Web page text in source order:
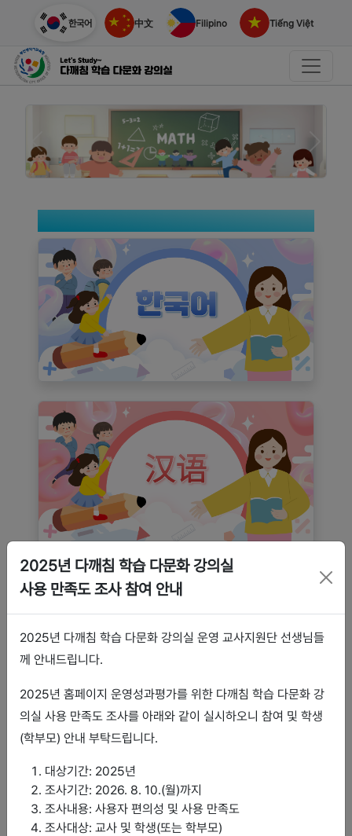
2025년 다깨침 학습 다문화 강의실
사용 만족도 조사 참여 안내
2025년 다깨침 학습 다문화 강의실 운영 교사지원단 선생님들
께 안내드립니다.
2025년 홈페이지 운영성과평가를 위한 다깨침 학습 다문화 강
의실 사용 만족도 조사를 아래와 같이 실시하오니 참여 및 학생
(학부모) 안내 부탁드립니다.
대상기간: 2025년
조사기간: 2026. 8. 10.(월)까지
조사내용: 사용자 편의성 및 사용 만족도
조사대상: 교사 및 학생(또는 학부모)
한국어 中文 Filipino Tiếng Việt
이전